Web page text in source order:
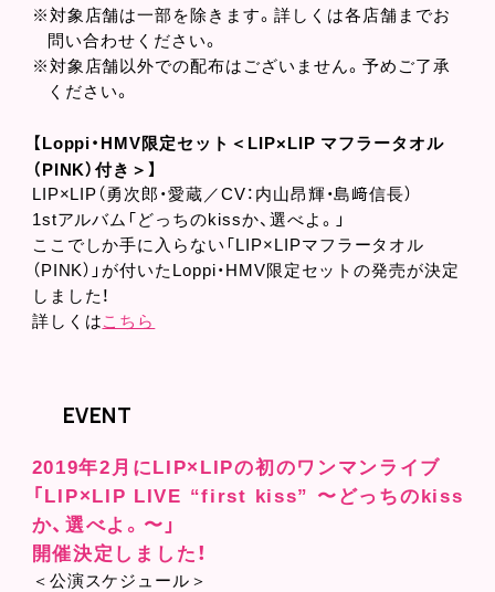
※対象店舗は一部を除きます。詳しくは各店舗までお
問い合わせください。
※対象店舗以外での配布はございません。予めご了承
ください。
【Loppi・HMV限定セット＜LIP×LIP マフラータオル
（PINK）付き＞】
LIP×LIP（勇次郎・愛蔵／CV：内山昂輝・島﨑信長）
1stアルバム「どっちのkissか、選べよ。」
ここでしか手に入らない「LIP×LIPマフラータオル
（PINK）」が付いたLoppi・HMV限定セットの発売が決定
しました！
詳しくはこちら
EVENT
2019年2月にLIP×LIPの初のワンマンライブ
「LIP×LIP LIVE “first kiss” 〜どっちのkiss
か、選べよ。〜」
開催決定しました！
＜公演スケジュール＞